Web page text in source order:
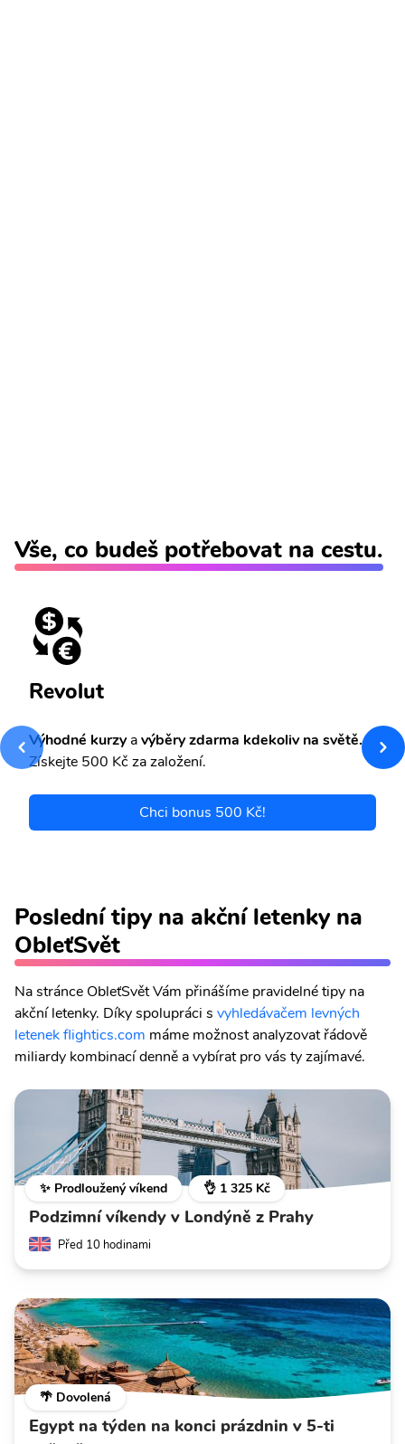
Vše, co budeš potřebovat na cestu.
Revolut
Výhodné kurzyavýběry zdarma kdekoliv na světě.
Získejte 500 Kč za založení.
Chci bonus 500 Kč!
Poslední tipy na akční letenky na
ObleťSvět
Na stránce ObleťSvět Vám přinášíme pravidelné tipy na
akční letenky. Díky spolupráci s vyhledávačem levných
letenek flightics.com máme možnost analyzovat řádově
miliardy kombinací denně a vybírat pro vás ty zajímavé.
✨ Prodloužený víkend 👌 1 325 Kč
Podzimní víkendy v Londýně z Prahy
Před 10 hodinami
🌴 Dovolená
Egypt na týden na konci prázdnin v 5-ti